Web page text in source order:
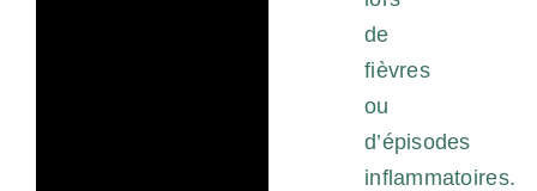
de
fièvres
ou
d’épisodes
inflammatoires.